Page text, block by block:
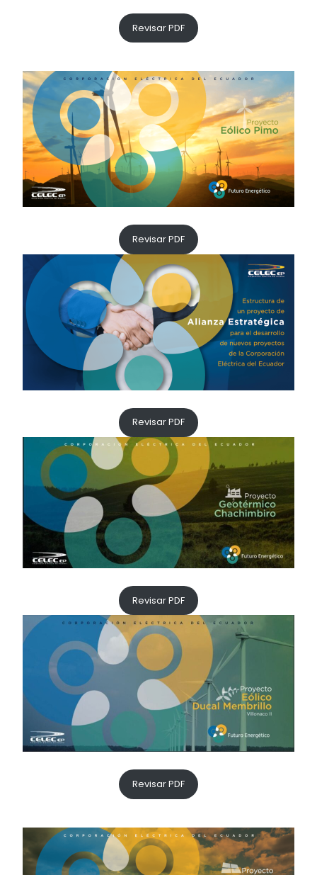
Revisar PDF
Revisar PDF
Revisar PDF
Revisar PDF
Revisar PDF